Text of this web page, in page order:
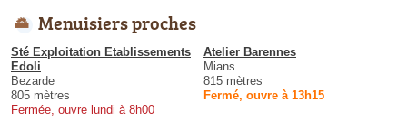
Menuisiers proches
Sté Exploitation Etablissements
Edoli
Bezarde
805 mètres
Fermée, ouvre lundi à 8h00
Atelier Barennes
Mians
815 mètres
Fermé, ouvre à 13h15